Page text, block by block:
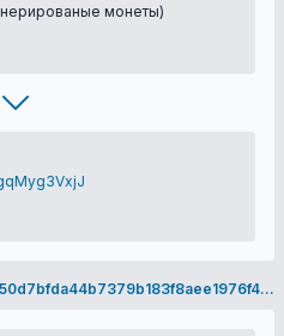
монеты)
f607ae410e2297f9b8830df81ea550d7bfda44b7379b183f8aee1976f4fb6073